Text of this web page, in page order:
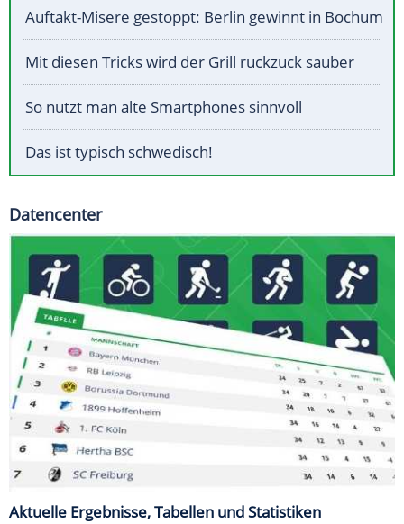
Auftakt-Misere gestoppt: Berlin gewinnt in Bochum
Mit diesen Tricks wird der Grill ruckzuck sauber
So nutzt man alte Smartphones sinnvoll
Das ist typisch schwedisch!
Datencenter
Aktuelle Ergebnisse, Tabellen und Statistiken